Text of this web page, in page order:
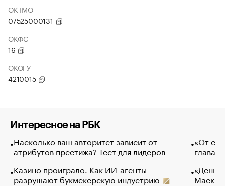
ОКТМО
07525000131
ОКФС
16
ОКОГУ
4210015
Интересное на РБК
Насколько ваш авторитет зависит от
атрибутов престижа? Тест для лидеров
Казино проиграло. Как ИИ-агенты
разрушают букмекерскую индустрию
«От
глава
Маск в